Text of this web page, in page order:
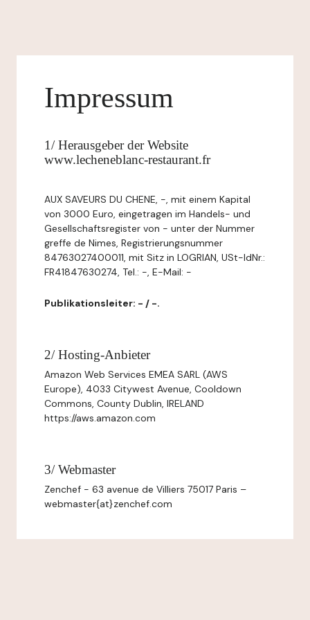
Impressum
1/ Herausgeber der Website
www.lecheneblanc-restaurant.fr
AUX SAVEURS DU CHENE, -, mit einem Kapital
von 3000 Euro, eingetragen im Handels- und
Gesellschaftsregister von - unter der Nummer
greffe de Nimes, Registrierungsnummer
84763027400011, mit Sitz in LOGRIAN, USt-IdNr.:
FR41847630274, Tel.: -, E-Mail: -
Publikationsleiter: - / -.
2/ Hosting-Anbieter
Amazon Web Services EMEA SARL (AWS
Europe), 4033 Citywest Avenue, Cooldown
Commons, County Dublin, IRELAND
https://aws.amazon.com
3/ Webmaster
Zenchef - 63 avenue de Villiers 75017 Paris –
webmaster{at}zenchef.com